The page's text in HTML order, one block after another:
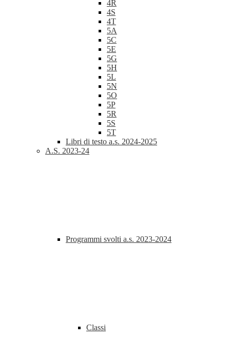
4R
4S
4T
5A
5C
5E
5G
5H
5L
5N
5O
5P
5R
5S
5T
Libri di testo a.s. 2024-2025
A.S. 2023-24
Programmi svolti a.s. 2023-2024
Classi